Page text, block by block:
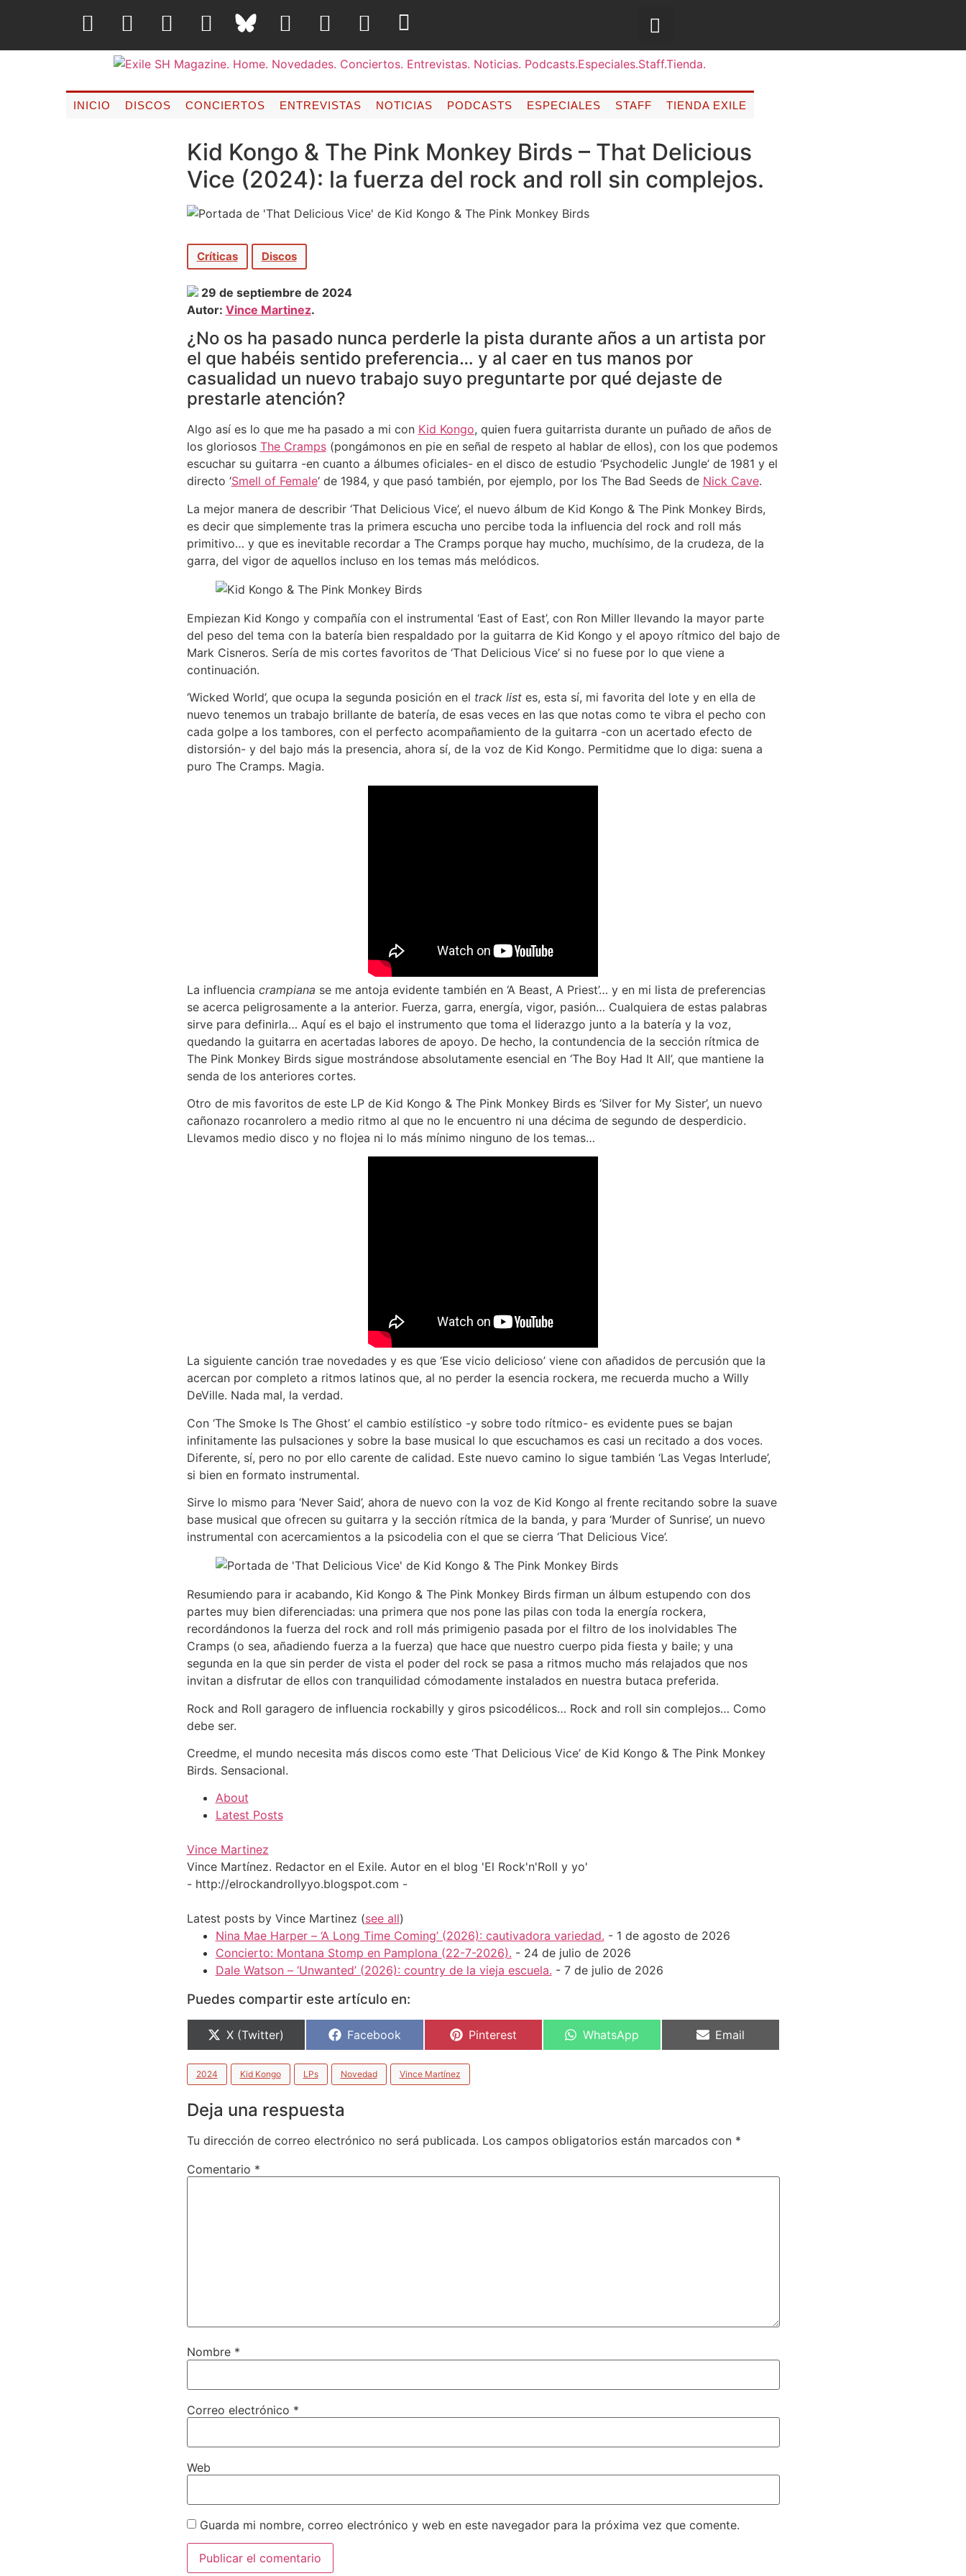
INICIO DISCOS CONCIERTOS ENTREVISTAS NOTICIAS PODCASTS ESPECIALES STAFF TIENDA EXILE
Kid Kongo & The Pink Monkey Birds – That Delicious
Vice (2024): la fuerza del rock and roll sin complejos.
Críticas Discos
29 de septiembre de 2024
Autor: Vince Martinez.
¿No os ha pasado nunca perderle la pista durante años a un artista por
el que habéis sentido preferencia… y al caer en tus manos por
casualidad un nuevo trabajo suyo preguntarte por qué dejaste de
prestarle atención?
Algo así es lo que me ha pasado a mi con Kid Kongo, quien fuera guitarrista durante un puñado de años de
los gloriosos The Cramps(pongámonos en pie en señal de respeto al hablar de ellos), con los que podemos
escuchar su guitarra -en cuanto a álbumes oficiales- en el disco de estudio ‘Psychodelic Jungle’ de 1981 y el
directo ‘Smell of Female‘ de 1984, y que pasó también, por ejemplo, por los The Bad Seeds de Nick Cave.
La mejor manera de describir ‘That Delicious Vice’, el nuevo álbum de Kid Kongo & The Pink Monkey Birds,
es decir que simplemente tras la primera escucha uno percibe toda la influencia del rock and roll más
primitivo… y que es inevitable recordar a The Cramps porque hay mucho, muchísimo, de la crudeza, de la
garra, del vigor de aquellos incluso en los temas más melódicos.
Empiezan Kid Kongo y compañía con el instrumental ‘East of East’, con Ron Miller llevando la mayor parte
del peso del tema con la batería bien respaldado por la guitarra de Kid Kongo y el apoyo rítmico del bajo de
Mark Cisneros. Sería de mis cortes favoritos de ‘That Delicious Vice’ si no fuese por lo que viene a
continuación.
‘Wicked World’, que ocupa la segunda posición en el track listes, esta sí, mi favorita del lote y en ella de
nuevo tenemos un trabajo brillante de batería, de esas veces en las que notas como te vibra el pecho con
cada golpe a los tambores, con el perfecto acompañamiento de la guitarra -con un acertado efecto de
distorsión- y del bajo más la presencia, ahora sí, de la voz de Kid Kongo. Permitidme que lo diga: suena a
puro The Cramps. Magia.
La influencia crampiana se me antoja evidente también en ‘A Beast, A Priest’… y en mi lista de preferencias
se acerca peligrosamente a la anterior. Fuerza, garra, energía, vigor, pasión… Cualquiera de estas palabras
sirve para definirla… Aquí es el bajo el instrumento que toma el liderazgo junto a la batería y la voz,
quedando la guitarra en acertadas labores de apoyo. De hecho, la contundencia de la sección rítmica de
The Pink Monkey Birds sigue mostrándose absolutamente esencial en ‘The Boy Had It All’, que mantiene la
senda de los anteriores cortes.
Otro de mis favoritos de este LP de Kid Kongo & The Pink Monkey Birds es ‘Silver for My Sister’, un nuevo
cañonazo rocanrolero a medio ritmo al que no le encuentro ni una décima de segundo de desperdicio.
Llevamos medio disco y no flojea ni lo más mínimo ninguno de los temas…
La siguiente canción trae novedades y es que ‘Ese vicio delicioso’ viene con añadidos de percusión que la
acercan por completo a ritmos latinos que, al no perder la esencia rockera, me recuerda mucho a Willy
DeVille. Nada mal, la verdad.
Con ‘The Smoke Is The Ghost’ el cambio estilístico -y sobre todo rítmico- es evidente pues se bajan
infinitamente las pulsaciones y sobre la base musical lo que escuchamos es casi un recitado a dos voces.
Diferente, sí, pero no por ello carente de calidad. Este nuevo camino lo sigue también ‘Las Vegas Interlude’,
si bien en formato instrumental.
Sirve lo mismo para ‘Never Said’, ahora de nuevo con la voz de Kid Kongo al frente recitando sobre la suave
base musical que ofrecen su guitarra y la sección rítmica de la banda, y para ‘Murder of Sunrise’, un nuevo
instrumental con acercamientos a la psicodelia con el que se cierra ‘That Delicious Vice’.
Resumiendo para ir acabando, Kid Kongo & The Pink Monkey Birds firman un álbum estupendo con dos
partes muy bien diferenciadas: una primera que nos pone las pilas con toda la energía rockera,
recordándonos la fuerza del rock and roll más primigenio pasada por el filtro de los inolvidables The
Cramps (o sea, añadiendo fuerza a la fuerza) que hace que nuestro cuerpo pida fiesta y baile; y una
segunda en la que sin perder de vista el poder del rock se pasa a ritmos mucho más relajados que nos
invitan a disfrutar de ellos con tranquilidad cómodamente instalados en nuestra butaca preferida.
Rock and Roll garagero de influencia rockabilly y giros psicodélicos… Rock and roll sin complejos… Como
debe ser.
Creedme, el mundo necesita más discos como este ‘That Delicious Vice’ de Kid Kongo & The Pink Monkey
Birds. Sensacional.
About
Latest Posts
Vince Martinez
Vince Martínez. Redactor en el Exile. Autor en el blog 'El Rock'n'Roll y yo'
- http://elrockandrollyyo.blogspot.com -
Latest posts by Vince Martinez (see all)
Nina Mae Harper – ‘A Long Time Coming’ (2026): cautivadora variedad. - 1 de agosto de 2026
Concierto: Montana Stomp en Pamplona (22-7-2026). - 24 de julio de 2026
Dale Watson – ‘Unwanted’ (2026): country de la vieja escuela. - 7 de julio de 2026
Puedes compartir este artículo en:
X (Twitter) Facebook Pinterest WhatsApp Email
2024 Kid Kongo LPs Novedad Vince Martínez
Deja una respuesta
Tu dirección de correo electrónico no será publicada. Los campos obligatorios están marcados con *
Comentario *
Nombre *
Correo electrónico *
Web
Guarda mi nombre, correo electrónico y web en este navegador para la próxima vez que comente.